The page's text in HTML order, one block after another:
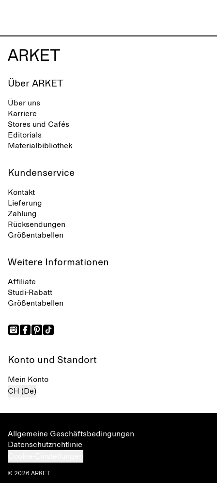
Über ARKET
Über uns
Karriere
Stores und Cafés
Editorials
Materialbibliothek
Kundenservice
Kontakt
Lieferung
Zahlung
Rücksendungen
Größentabellen
Weitere Informationen
Affiliate
Studi-Rabatt
Größentabellen
Konto und Standort
Mein Konto
CH (De)
Allgemeine Geschäftsbedingungen
Datenschutzrichtlinie
© 2026 ARKET